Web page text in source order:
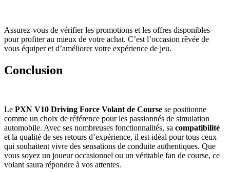
Assurez-vous de vérifier les promotions et les offres disponibles
pour profiter au mieux de votre achat. C’est l’occasion rêvée de
vous équiper et d’améliorer votre expérience de jeu.
Conclusion
Le PXN V10 Driving Force Volant de Course se positionne
comme un choix de référence pour les passionnés de simulation
automobile. Avec ses nombreuses fonctionnalités, sa compatibilité
et la qualité de ses retours d’expérience, il est idéal pour tous ceux
qui souhaitent vivre des sensations de conduite authentiques. Que
vous soyez un joueur occasionnel ou un véritable fan de course, ce
volant saura répondre à vos attentes.